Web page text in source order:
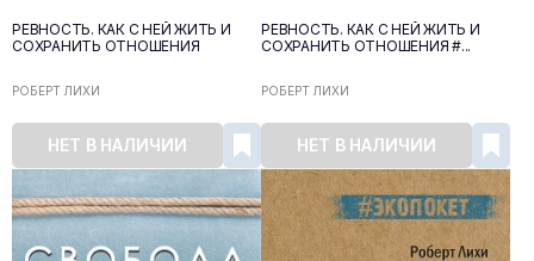
РЕВНОСТЬ. КАК С НЕЙ ЖИТЬ И
СОХРАНИТЬ ОТНОШЕНИЯ
РОБЕРТ ЛИХИ
НЕТ В НАЛИЧИИ
РЕВНОСТЬ. КАК С НЕЙ ЖИТЬ И
СОХРАНИТЬ ОТНОШЕНИЯ #...
РОБЕРТ ЛИХИ
НЕТ В НАЛИЧИИ